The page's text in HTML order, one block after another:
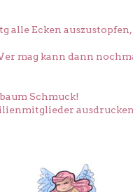
alle Ecken
mag kann dann
Schmuck!